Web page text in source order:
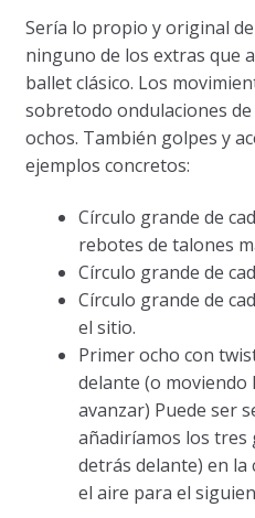
Sería lo propio y original
ninguno de los extras que
ballet clásico. Los
sobretodo ondulaciones
ochos. También golpes y
ejemplos concretos:
Círculo grande de
rebotes de talones
Círculo grande de
Círculo grande de
el sitio.
Primer ocho con
delante (o moviendo
avanzar) Puede ser
añadiríamos los tres
detrás delante) en la
el aire para el